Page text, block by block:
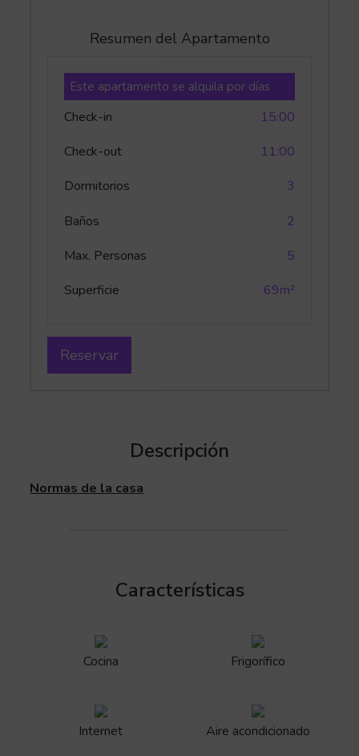
Resumen del Apartamento
Este apartamento se alquila por días
Check-in
15:00
Check-out
11:00
Dormitorios
3
Baños
2
Max. Personas
5
Superficie
69m²
Reservar
Descripción
Normas de la casa
Características
Cocina Frigorífico
Internet Aire acondicionado